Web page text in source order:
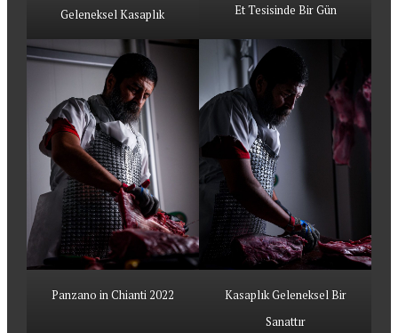
Geleneksel Kasaplık Et Tesisinde Bir Gün
Panzano in Chianti 2022
Kasaplık Geleneksel Bir
Sanattır